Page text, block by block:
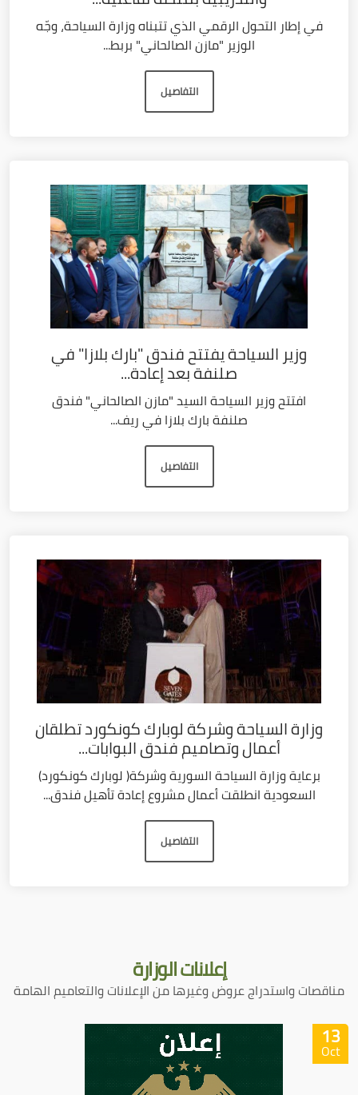
في إطار التحول الرقمي الذي تتبناه وزارة السياحة، وجّه
الوزير "مازن الصالحاني" بربط...
التفاصيل
وزير السياحة يفتتح فندق "بارك بلازا" في
صلنفة بعد إعادة...
افتتح وزير السياحة السيد "مازن الصالحاني" فندق
صلنفة بارك بلازا في ريف...
التفاصيل
وزارة السياحة وشركة لوبارك كونكورد تطلقان
أعمال وتصاميم فندق البوابات...
برعاية وزارة السياحة السورية وشركة( لوبارك كونكورد)
السعودية انطلقت أعمال مشروع إعادة تأهيل فندق...
التفاصيل
إعلاناتالوزارة
مناقصات واستدراج عروض وغيرها من الإعلانات والتعاميم الهامة
13
Oct